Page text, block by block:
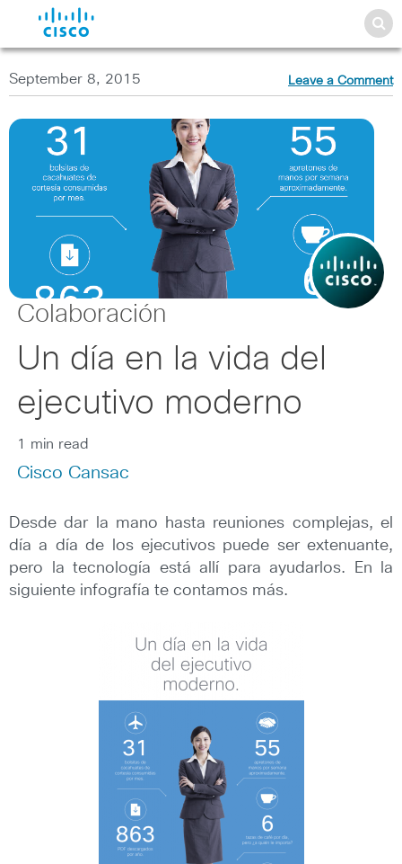
September 8, 2015 Leave a Comment
Colaboración
Un día en la vida del
ejecutivo moderno
1 min read
Cisco Cansac
Desde dar la mano hasta reuniones complejas, el
día a día de los ejecutivos puede ser extenuante,
pero la tecnología está allí para ayudarlos. En la
siguiente infografía te contamos más.